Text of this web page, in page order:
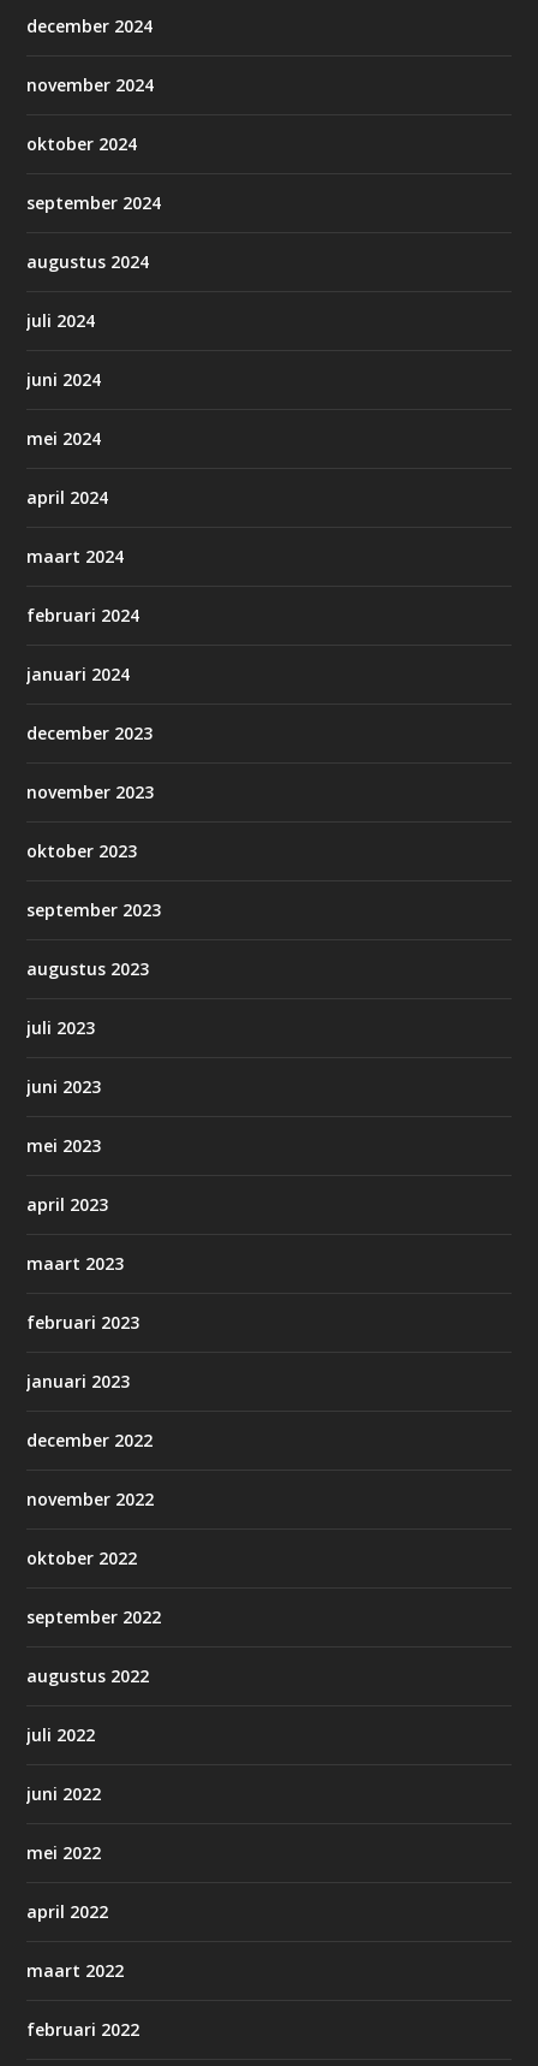
december 2024
november 2024
oktober 2024
september 2024
augustus 2024
juli 2024
juni 2024
mei 2024
april 2024
maart 2024
februari 2024
januari 2024
december 2023
november 2023
oktober 2023
september 2023
augustus 2023
juli 2023
juni 2023
mei 2023
april 2023
maart 2023
februari 2023
januari 2023
december 2022
november 2022
oktober 2022
september 2022
augustus 2022
juli 2022
juni 2022
mei 2022
april 2022
maart 2022
februari 2022